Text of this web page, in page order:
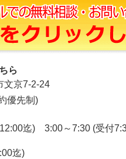
ら
文京7-2-24
優先制)
迄) 3:00～7:30 (受付
迄)